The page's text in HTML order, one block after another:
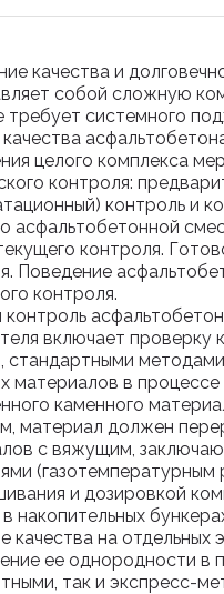
качества и
собой сложную
системного
целого комплекса
контроля:
контроль и
асфальтобетонной
контроля.
Поведение
контроля.
контроль
включает проверку
стандартными
материалов в
каменного
материал должен
с вяжущим,
и дозировкой
накопительных
качества на
ее однородности в
так и экспресс-